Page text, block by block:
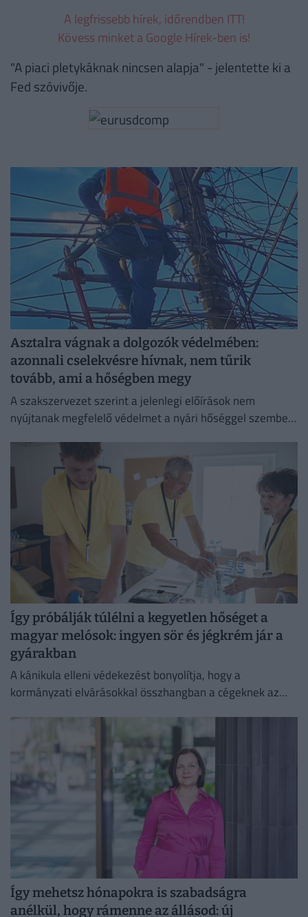
A legfrissebb hírek, időrendben ITT!
Kövess minket a Google Hírek-ben is!
"A piaci pletykáknak nincsen alapja" - jelentette ki a
Fed szóvivője.
Asztalra vágnak a dolgozók védelmében:
azonnali cselekvésre hívnak, nem tűrik
tovább, ami a hőségben megy
A szakszervezet szerint a jelenlegi előírások nem
nyújtanak megfelelő védelmet a nyári hőséggel szemben,
védelmében.
Így próbálják túlélni a kegyetlen hőséget a
magyar melósok: ingyen sör és jégkrém jár a
gyárakban
A kánikula elleni védekezést bonyolítja, hogy a
kormányzati elvárásokkal összhangban a cégeknek az
Így mehetsz hónapokra is szabadságra
anélkül, hogy rámenne az állásod: új